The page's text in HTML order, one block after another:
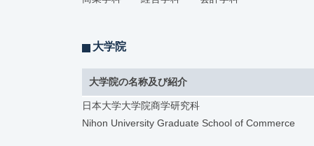
大学院
大学院の名称及び紹介
日本大学大学院商学研究科
Nihon University Graduate School of Commerce